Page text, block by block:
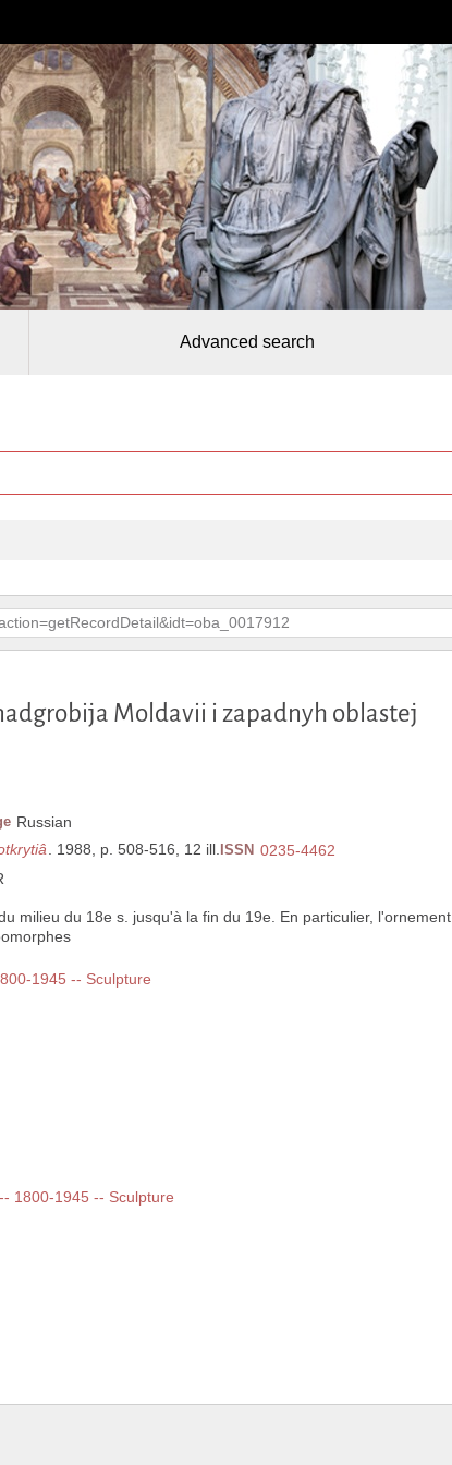
Advanced search
Moldavii i zapadnyh oblastej
Russian
. 1988, p. 508-516, 12 ill. ISSN 0235-4462
milieu du 18e s. jusqu'à la fin du 19e. En particulier, l'ornement
1945 -- Sculpture
1800-1945 -- Sculpture